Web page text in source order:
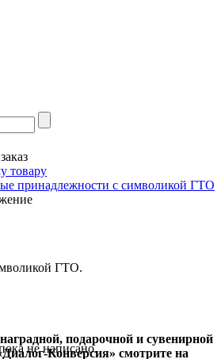
товару
принадлежности с символикой ГТО
ГТО.
не написано.
подарочной и сувенирной
Конверсия» смотрите на